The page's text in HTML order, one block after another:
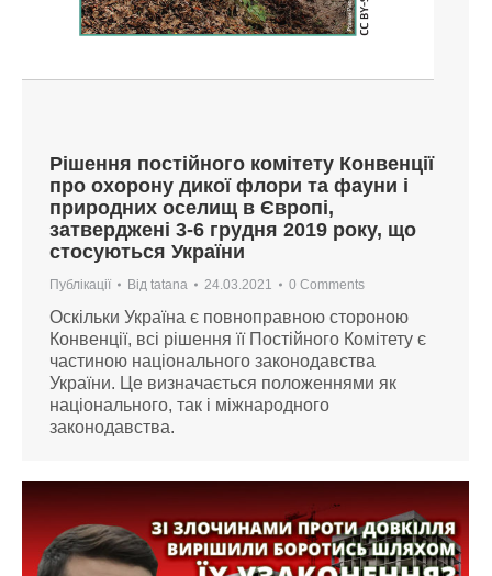
Рішення постійного комітету Конвенції
про охорону дикої флори та фауни і
природних оселищ в Європі,
затверджені 3-6 грудня 2019 року, що
стосуються України
Публікації Від tatana 24.03.2021 0 Comments
Оскільки Україна є повноправною стороною
Конвенції, всі рішення її Постійного Комітету є
частиною національного законодавства
України. Це визначається положеннями як
національного, так і міжнародного
законодавства.